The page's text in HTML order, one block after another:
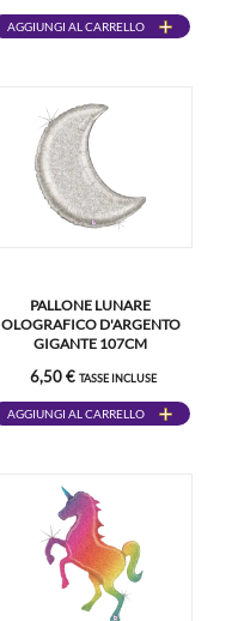
AGGIUNGI AL CARRELLO
PALLONE LUNARE
OLOGRAFICO D'ARGENTO
GIGANTE 107CM
6,50 € TASSE INCLUSE
AGGIUNGI AL CARRELLO